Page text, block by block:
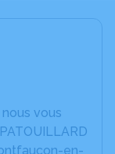
vous
en-